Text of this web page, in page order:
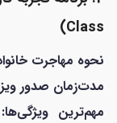
Class)
نحوه مهاجرت
مدت‌زمان صدور
مهم‌ترین ویژگی‌ها: